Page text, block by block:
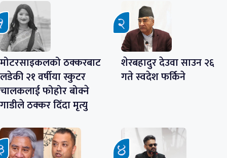
मोटरसाइकलको ठक्करबाट
लडेकी २१ वर्षीया स्कुटर
चालकलाई फोहोर बोक्ने
गाडीले ठक्कर दिँदा मृत्यु
शेरबहादुर देउवा साउन २६
गते स्वदेश फर्किने